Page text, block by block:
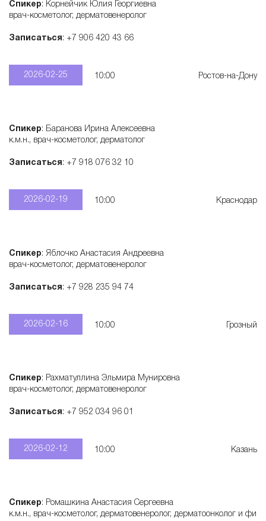
Спикер: Корнейчик Юлия Георгиевна
врач-косметолог, дерматовенеролог
Записаться: +7 906 420 43 66
2026-02-25 10:00 Ростов-на-Дону
Спикер: Баранова Ирина Алексеевна
к.м.н., врач-косметолог, дерматолог
Записаться: +7 918 076 32 10
2026-02-19 10:00 Краснодар
Спикер: Яблочко Анастасия Андреевна
врач-косметолог, дерматовенеролог
Записаться: +7 928 235 94 74
2026-02-16 10:00 Грозный
Спикер: Рахматуллина Эльмира Мунировна
врач-косметолог, дерматовенеролог
Записаться: +7 952 034 96 01
2026-02-12 10:00 Казань
Спикер: Ромашкина Анастасия Сергеевна
к.м.н., врач-косметолог, дерматовенеролог, дерматоонколог и фи